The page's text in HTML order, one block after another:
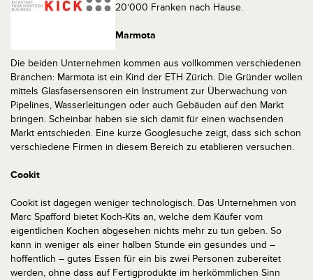
20’000 Franken nach Hause.
Marmota
Die beiden Unternehmen kommen aus vollkommen verschiedenen
Branchen: Marmota ist ein Kind der ETH Zürich. Die Gründer wollen
mittels Glasfasersensoren ein Instrument zur Überwachung von
Pipelines, Wasserleitungen oder auch Gebäuden auf den Markt
bringen. Scheinbar haben sie sich damit für einen wachsenden
Markt entschieden. Eine kurze Googlesuche zeigt, dass sich schon
verschiedene Firmen in diesem Bereich zu etablieren versuchen.
Cookit
Cookit ist dagegen weniger technologisch. Das Unternehmen von
Marc Spafford bietet Koch-Kits an, welche dem Käufer vom
eigentlichen Kochen abgesehen nichts mehr zu tun geben. So
kann in weniger als einer halben Stunde ein gesundes und –
hoffentlich – gutes Essen für ein bis zwei Personen zubereitet
werden, ohne dass auf Fertigprodukte im herkömmlichen Sinn